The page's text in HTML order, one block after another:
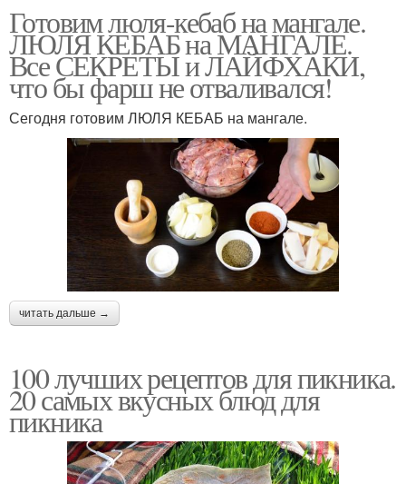
Готовим люля-кебаб на мангале.
ЛЮЛЯ КЕБАБ на МАНГАЛЕ.
Все СЕКРЕТЫ и ЛАЙФХАКИ,
что бы фарш не отваливался!
Сегодня готовим ЛЮЛЯ КЕБАБ на мангале.
читать дальше →
100 лучших рецептов для пикника.
20 самых вкусных блюд для
пикника